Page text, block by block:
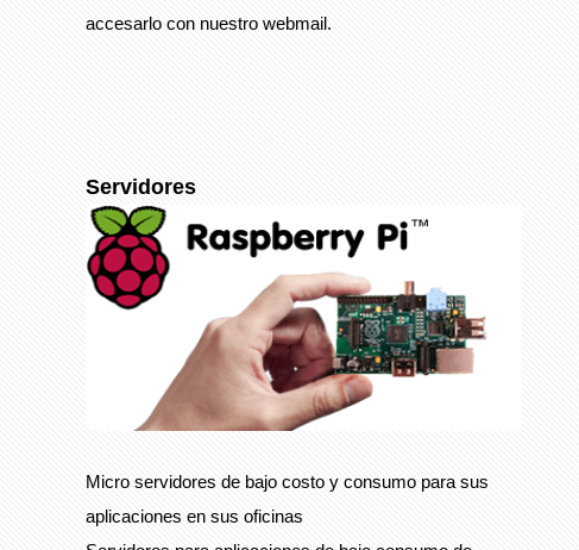
accesarlo con nuestro webmail.
Servidores
Micro servidores de bajo costo y consumo para sus
aplicaciones en sus oficinas